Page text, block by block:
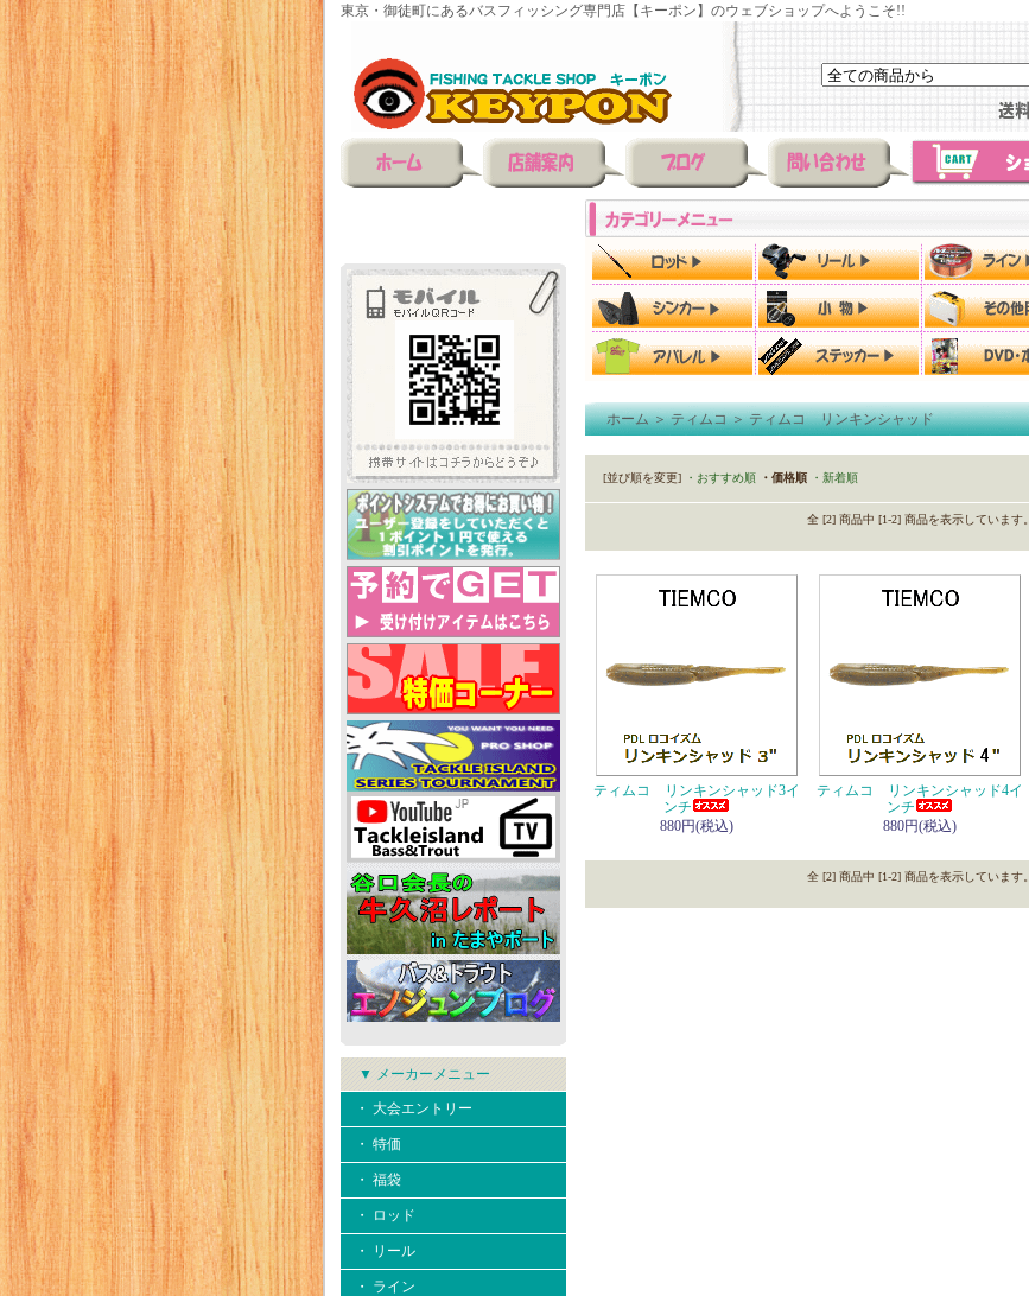
東京・御徒町にあるバスフィッシング専門店【キーポン】のウェブショップへようこそ!!
▼ メーカーメニュー
・ 大会エントリー
・ 特価
・ 福袋
・ ロッド
・ リール
・ ライン
ホーム＞ティムコ＞ティムコ リンキンシャッド
[並び順を変更] ・おすすめ順 ・価格順 ・新着順
全 [2] 商品中 [1-2] 商品を表示しています。
ティムコ リンキンシャッド3イ
ンチ
880円(税込)
ティムコ リンキンシャッド4イ
ンチ
880円(税込)
全 [2] 商品中 [1-2] 商品を表示しています。